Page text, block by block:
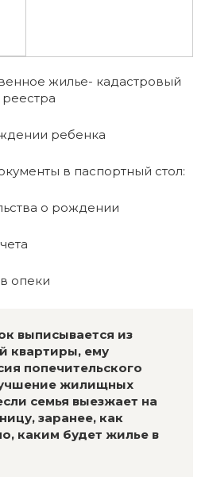
жилье- кадастровый
ребенка
в паспортный стол:
о рождении
опеки
выписывается из
квартиры, ему
попечительского
жилищных
семья выезжает на
заранее, как
каким будет жилье в